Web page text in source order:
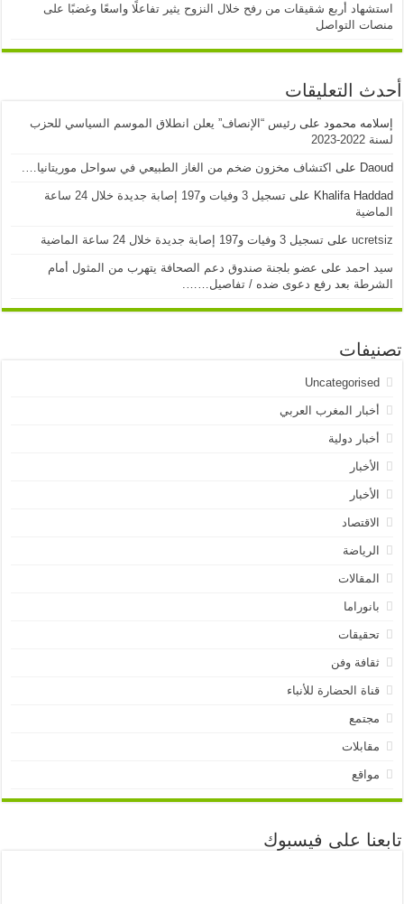
استشهاد أربع شقيقات من رفح خلال النزوح يثير تفاعلًا واسعًا وغضبًا على
منصات التواصل
أحدث التعليقات
إسلامه محمود علىرئيس “الإنصاف” يعلن انطلاق الموسم السياسي للحزب
لسنة 2022-2023
Daoud على اكتشاف مخزون ضخم من الغاز الطبيعي في سواحل موريتانيا….
Khalifa Haddad على
تسجيل 3 وفيات و197 إصابة جديدة خلال 24 ساعة
الماضية
ucretsiz علىتسجيل 3 وفيات و197 إصابة جديدة خلال 24 ساعة الماضية
سيد احمد على عضو بلجنة صندوق دعم الصحافة يتهرب من المثول أمام
الشرطة بعد رفع دعوى ضده / تفاصيل…….
تصنيفات
Uncategorised
أخبار المغرب العربي
أخبار دولية
الأخبار
الأخبار
الاقتصاد
الرياضة
المقالات
بانوراما
تحقيقات
ثقافة وفن
قناة الحضارة للأنباء
مجتمع
مقابلات
مواقع
تابعنا على فيسبوك